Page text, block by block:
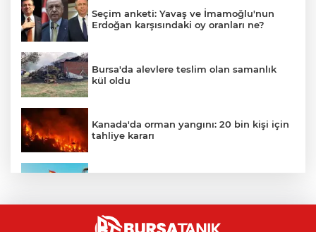
Seçim anketi: Yavaş ve İmamoğlu'nun
Erdoğan karşısındaki oy oranları ne?
Bursa'da alevlere teslim olan samanlık
kül oldu
Kanada'da orman yangını: 20 bin kişi için
tahliye kararı